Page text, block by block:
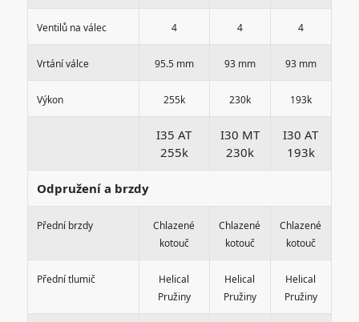
Ventilů na válec 4 4 4
Vrtání válce 95.5 mm 93 mm 93 mm
Výkon 255k 230k 193k
I35 AT
255k
I30 MT
230k
I30 AT
193k
Odpružení a brzdy
Přední brzdy
Chlazené
kotouč
Chlazené
kotouč
Chlazené
kotouč
Přední tlumič
Helical
Pružiny
Helical
Pružiny
Helical
Pružiny